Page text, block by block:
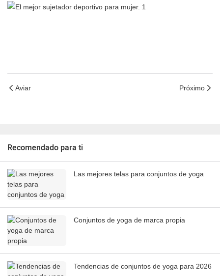
Aviar Próximo
Recomendado para ti
Las mejores telas para conjuntos de yoga
Conjuntos de yoga de marca propia
Tendencias de conjuntos de yoga para 2026